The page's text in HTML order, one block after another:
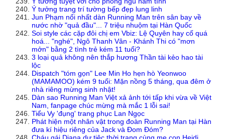
Ý tưởng trang trí tường bếp đẹp lung linh
Jun Phạm nổi nhất dàn Running Man trên sân bay về
nước nhờ "quả đầu"... 7 triệu nhuộm tại Hàn Quốc
Soi style các cặp đôi chị em Vbiz: Lệ Quyên hay cố quá
hoá... "nghé", Ngô Thanh Vân - Khánh Thi có "mơn
mởn" bằng 2 tình trẻ kém 11 tuổi?
3 loại quả không nên thắp hương Thần tài kẻo hao tài
lộc
Dispatch "tóm gọn" Lee Min Ho hẹn hò Yeonwoo
(MAMAMOO) kém 9 tuổi: Mặn nồng 5 tháng, qua đêm ở
nhà riêng mừng sinh nhật!
Dàn sao Running Man Việt xả ảnh tới tấp khi vừa về Việt
Nam, fanpage chúc mừng mà mắc 1 lỗi sai!
Tiểu Vy 'đụng' trang phục Lan Ngọc
Phát hiện một nhân vật trong đoàn Running Man tại Hàn
đưa kí hiệu riêng của Jack và Đom Đóm?